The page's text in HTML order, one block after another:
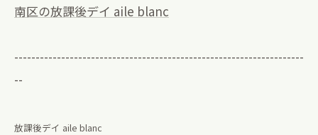
南区の放課後デイ aile blanc
--------------------------------------------------------------------
--
放課後デイ aile blanc